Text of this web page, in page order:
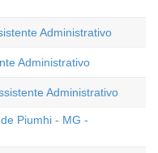
Administrativo
Administrativo
Administrativo
Piumhi - MG -